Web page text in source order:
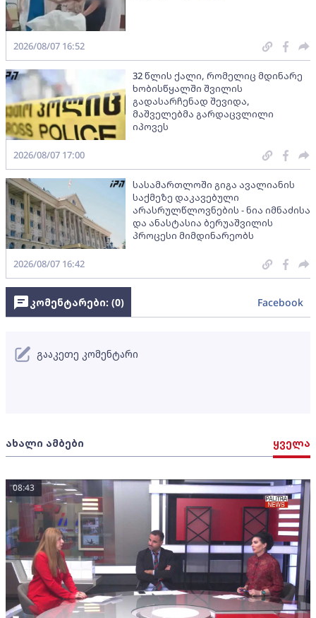
2026/08/07 16:52
32 წლის ქალი, რომელიც მდინარე
ხობისწყალში შვილის
გადასარჩენად შევიდა,
მაშველებმა გარდაცვლილი
იპოვეს
2026/08/07 17:00
სასამართლოში გიგა ავალიანის
საქმეზე დაკავებული
არასრულწლოვნების - ნია იმნაძისა
და ანასტასია ბერუაშვილის
პროცესი მიმდინარეობს
2026/08/07 16:42
ახალი ამბები ყველა
08:43
კომენტარები: (0) Facebook
გააკეთე კომენტარი